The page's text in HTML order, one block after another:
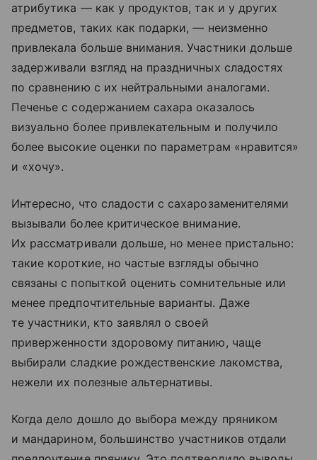
атрибутика — как у продуктов, так и у других
предметов, таких как подарки, — неизменно
привлекала больше внимания. Участники дольше
задерживали взгляд на праздничных сладостях
по сравнению с их нейтральными аналогами.
Печенье с содержанием сахара оказалось
визуально более привлекательным и получило
более высокие оценки по параметрам «нравится»
и «хочу».
Интересно, что сладости с сахарозаменителями
вызывали более критическое внимание.
Их рассматривали дольше, но менее пристально:
такие короткие, но частые взгляды обычно
связаны с попыткой оценить сомнительные или
менее предпочтительные варианты. Даже
те участники, кто заявлял о своей
приверженности здоровому питанию, чаще
выбирали сладкие рождественские лакомства,
нежели их полезные альтернативы.
Когда дело дошло до выбора между пряником
и мандарином, большинство участников отдали